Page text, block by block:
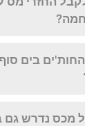
החות'ים בים
מכס נדרש גם